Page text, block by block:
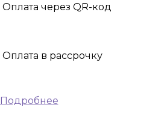
Оплата через QR-код
Оплата в рассрочку
Подробнее